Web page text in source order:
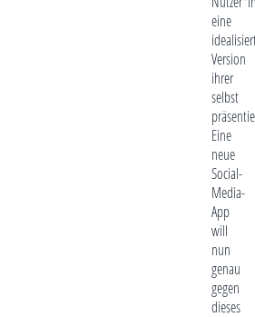
eine
Version
ihrer
selbst
Eine
neue
Social-
Media-
App
will
nun
genau
gegen
dieses